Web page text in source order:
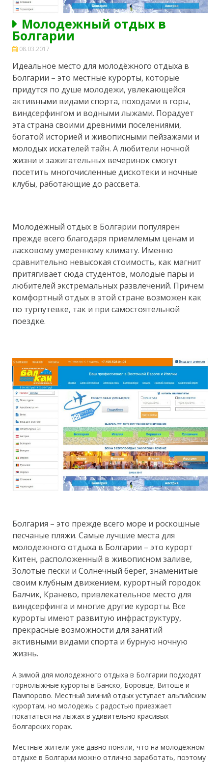
Молодежный отдых в
Болгарии
08.03.2017
Идеальное место для молодёжного отдыха в
Болгарии – это местные курорты, которые
придутся по душе молодежи, увлекающейся
активными видами спорта, походами в горы,
виндсерфингом и водными лыжами. Порадует
эта страна своими древними поселениями,
богатой историей и живописными пейзажами и
молодых искателей тайн. А любители ночной
жизни и зажигательных вечеринок смогут
посетить многочисленные дискотеки и ночные
клубы, работающие до рассвета.
Молодёжный отдых в Болгарии популярен
прежде всего благодаря приемлемым ценам и
ласковому умеренному климату. Именно
сравнительно невысокая стоимость, как магнит
притягивает сюда студентов, молодые пары и
любителей экстремальных развлечений. Причем
комфортный отдых в этой стране возможен как
по турпутевке, так и при самостоятельной
поездке.
Болгария – это прежде всего море и роскошные
песчаные пляжи. Самые лучшие места для
молодежного отдыха в Болгарии – это курорт
Китен, расположенный в живописном заливе,
Золотые пески и Солнечный берег, знаменитые
своим клубным движением, курортный городок
Балчик, Кранево, привлекательное место для
виндсерфинга и многие другие курорты. Все
курорты имеют развитую инфраструктуру,
прекрасные возможности для занятий
активными видами спорта и бурную ночную
жизнь.
А зимой для молодежного отдыха в Болгарии подходят
горнолыжные курорты в Банско, Боровце, Витоше и
Пампорово. Местный зимний отдых уступает альпийским
курортам, но молодежь с радостью приезжает
покататься на лыжах в удивительно красивых
болгарских горах.
Местные жители уже давно поняли, что на молодёжном
отдыхе в Болгарии можно отлично заработать, поэтому